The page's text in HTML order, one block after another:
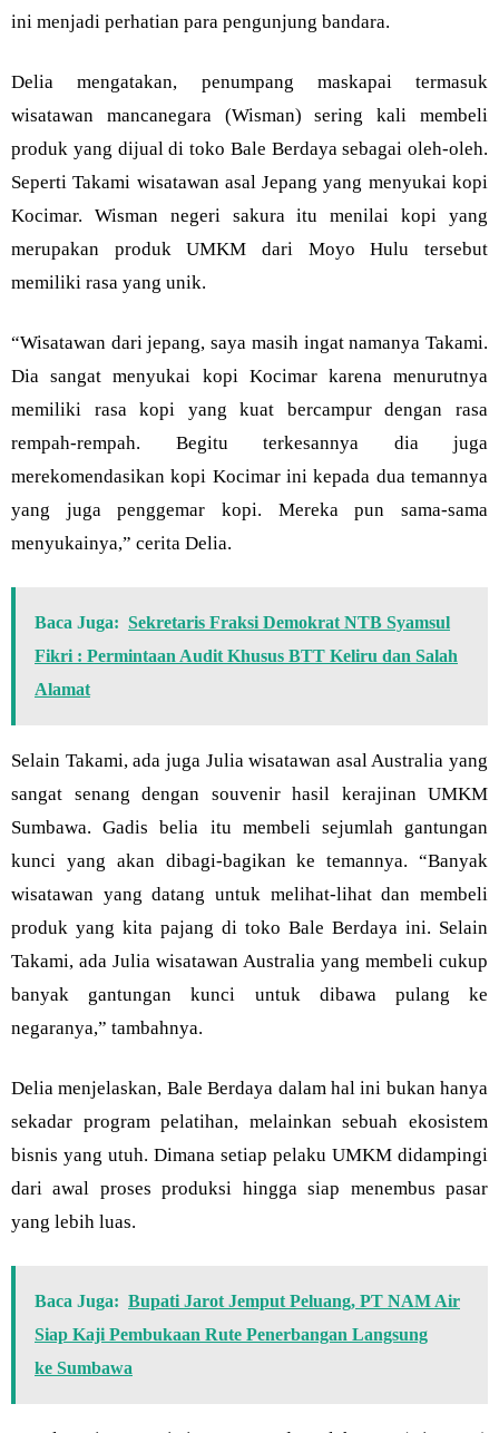
ini menjadi perhatian para pengunjung bandara.
Delia mengatakan, penumpang maskapai termasuk
wisatawan mancanegara (Wisman) sering kali membeli
produk yang dijual di toko Bale Berdaya sebagai oleh-oleh.
Seperti Takami wisatawan asal Jepang yang menyukai kopi
Kocimar. Wisman negeri sakura itu menilai kopi yang
merupakan produk UMKM dari Moyo Hulu tersebut
memiliki rasa yang unik.
“Wisatawan dari jepang, saya masih ingat namanya Takami.
Dia sangat menyukai kopi Kocimar karena menurutnya
memiliki rasa kopi yang kuat bercampur dengan rasa
rempah-rempah. Begitu terkesannya dia juga
merekomendasikan kopi Kocimar ini kepada dua temannya
yang juga penggemar kopi. Mereka pun sama-sama
menyukainya,” cerita Delia.
Baca Juga: Sekretaris Fraksi Demokrat NTB Syamsul
Fikri : Permintaan Audit Khusus BTT Keliru dan Salah
Alamat
Selain Takami, ada juga Julia wisatawan asal Australia yang
sangat senang dengan souvenir hasil kerajinan UMKM
Sumbawa. Gadis belia itu membeli sejumlah gantungan
kunci yang akan dibagi-bagikan ke temannya. “Banyak
wisatawan yang datang untuk melihat-lihat dan membeli
produk yang kita pajang di toko Bale Berdaya ini. Selain
Takami, ada Julia wisatawan Australia yang membeli cukup
banyak gantungan kunci untuk dibawa pulang ke
negaranya,” tambahnya.
Delia menjelaskan, Bale Berdaya dalam hal ini bukan hanya
sekadar program pelatihan, melainkan sebuah ekosistem
bisnis yang utuh. Dimana setiap pelaku UMKM didampingi
dari awal proses produksi hingga siap menembus pasar
yang lebih luas.
Baca Juga: Bupati Jarot Jemput Peluang, PT NAM Air
Siap Kaji Pembukaan Rute Penerbangan Langsung
ke Sumbawa